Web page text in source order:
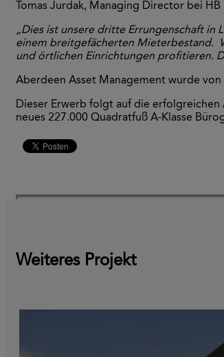
Tomas Jurdak, Managing Director bei
„Dies ist unsere dritte Errungenschaft in
einem breitgefächerten Mieterbestand.
und örtlichen Einrichtungen profitieren.
Aberdeen Asset Management wurde
Dieser Erwerb folgt auf die erfolgreichen
neues 227.000 Quadratfuß A-Klasse
Weiteres Projekt